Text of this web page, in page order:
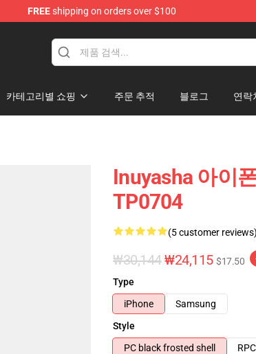
FREEshipping on orders over $100
카테고리별 쇼핑 주문 추적 블로그 연락
Inuyasha 아이
TP0704
(5 customer reviews)
₩30,144₩24,115 $17.50
Type
iPhone
Samsung
Style
PC black frosted shell